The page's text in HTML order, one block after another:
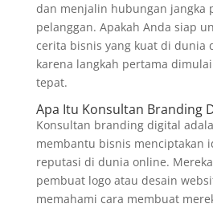
dan menjalin hubungan jangka
pelanggan. Apakah Anda siap
cerita bisnis yang kuat di dunia
karena langkah pertama
tepat.
Apa Itu Konsultan Branding
Konsultan branding digital
membantu bisnis menciptakan
reputasi di dunia online.
pembuat logo atau desain
memahami cara membuat